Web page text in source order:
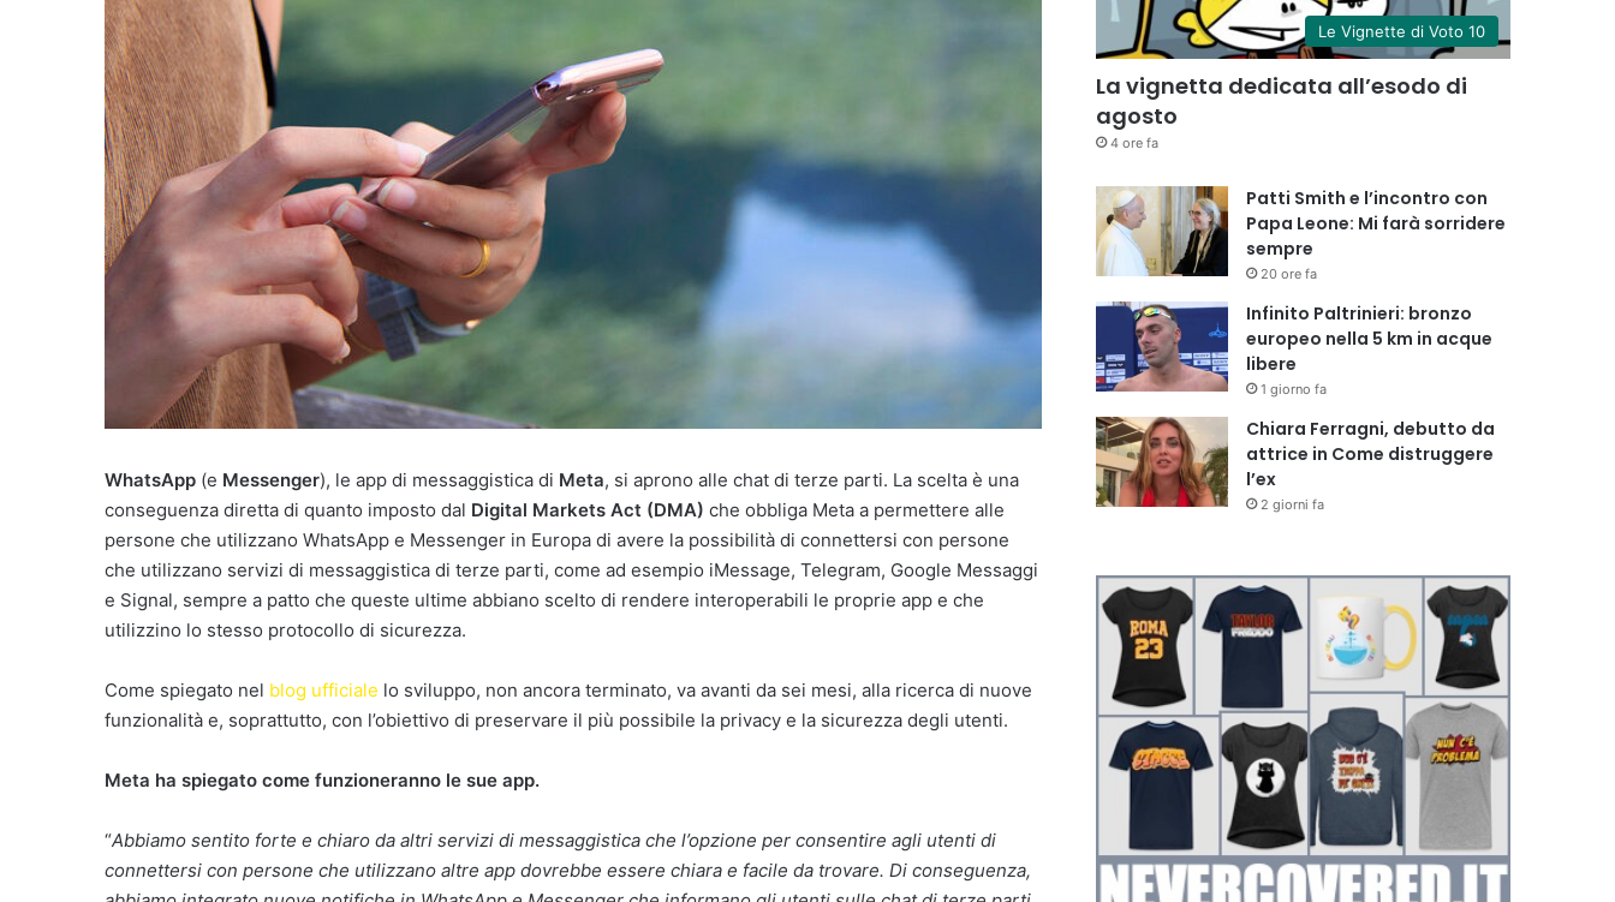
WhatsApp (e Messenger), le app di messaggistica di Meta, si aprono alle chat di terze parti. La scelta è una
conseguenza diretta di quanto imposto dal Digital Markets Act (DMA) che obbliga Meta a permettere alle
persone che utilizzano WhatsApp e Messenger in Europa di avere la possibilità di connettersi con persone
che utilizzano servizi di messaggistica di terze parti, come ad esempio iMessage, Telegram, Google Messaggi
e Signal, sempre a patto che queste ultime abbiano scelto di rendere interoperabili le proprie app e che
utilizzino lo stesso protocollo di sicurezza.
Come spiegato nel blog ufficiale lo sviluppo, non ancora terminato, va avanti da sei mesi, alla ricerca di nuove
funzionalità e, soprattutto, con l’obiettivo di preservare il più possibile la privacy e la sicurezza degli utenti.
Meta ha spiegato come funzioneranno le sue app.
“Abbiamo sentito forte e chiaro da altri servizi di messaggistica che l’opzione per consentire agli utenti di
connettersi con persone che utilizzano altre app dovrebbe essere chiara e facile da trovare. Di conseguenza,
Le Vignette di Voto 10
La vignetta dedicata all’esodo di
agosto
4 ore fa
Patti Smith e l’incontro con
Papa Leone: Mi farà sorridere
sempre
20 ore fa
Infinito Paltrinieri: bronzo
europeo nella 5 km in acque
libere
1 giorno fa
Chiara Ferragni, debutto da
attrice in Come distruggere
l’ex
2 giorni fa